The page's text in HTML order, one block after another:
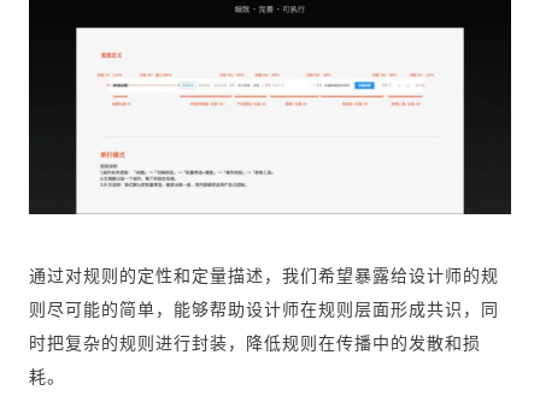
通过对规则的定性和定量描述，我们希望暴露给设计师的规
则尽可能的简单，能够帮助设计师在规则层面形成共识，同
时把复杂的规则进行封装，降低规则在传播中的发散和损
耗。